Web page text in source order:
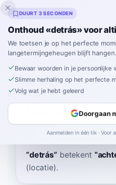
Inklingo
Home› Spaans›Woordenboek›
detrás
deh-TRAS deˈtɾas
“detrás” betekent “
(locatie).
DUURT 3 SECONDEN
Onthoud «detrás» voor
We toetsen je op het perfecte
langetermijngeheugen blijft hangen.
Bewaar woorden in je persoonlijke
Slimme herhaling op het perfecte
Volg wat je hebt geleerd
Doorgaan
Aanmelden in één tik · Voor